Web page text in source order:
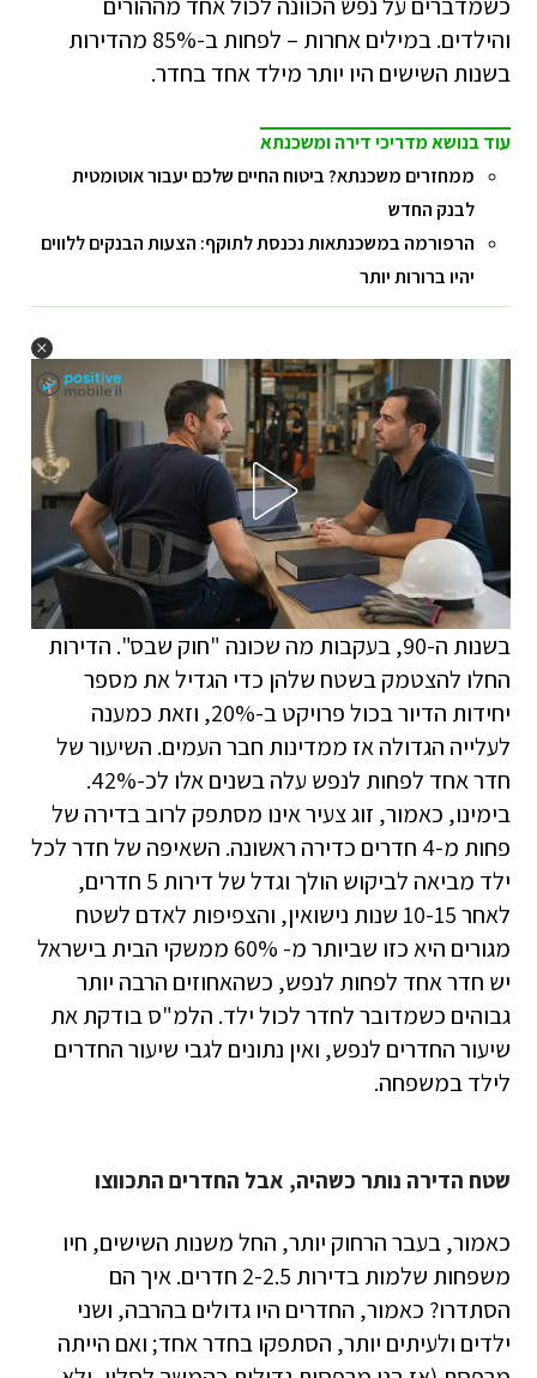
והילדים. במילים אחרות – לפחות ב-85% מהדירות
בשנות השישים היו יותר מילד אחד בחדר.
עוד בנושא מדריכי דירה ומשכנתא
ממחזרים משכנתא? ביטוח החיים שלכם יעבור אוטומטית
לבנק החדש
הרפורמה במשכנתאות נכנסת לתוקף: הצעות הבנקים ללווים
יהיו ברורות יותר
בשנות ה-90, בעקבות מה שכונה "חוק שבס". הדירות
החלו להצטמק בשטח שלהן כדי הגדיל את מספר
יחידות הדיור בכול פרויקט ב-20%, וזאת כמענה
לעלייה הגדולה אז ממדינות חבר העמים. השיעור של
חדר אחד לפחות לנפש עלה בשנים אלו לכ-42%.
בימינו, כאמור, זוג צעיר אינו מסתפק לרוב בדירה של
פחות מ-4 חדרים כדירה ראשונה. השאיפה של חדר לכל
ילד מביאה לביקוש הולך וגדל של דירות 5 חדרים,
לאחר 10-15 שנות נישואין, והצפיפות לאדם לשטח
מגורים היא כזו שביותר מ- 60% ממשקי הבית בישראל
יש חדר אחד לפחות לנפש, כשהאחוזים הרבה יותר
גבוהים כשמדובר לחדר לכול ילד. הלמ"ס בודקת את
שיעור החדרים לנפש, ואין נתונים לגבי שיעור החדרים
לילד במשפחה.
שטח הדירה נותר כשהיה, אבל החדרים התכווצו
כאמור, בעבר הרחוק יותר, החל משנות השישים, חיו
משפחות שלמות בדירות 2-2.5 חדרים. איך הם
הסתדרו? כאמור, החדרים היו גדולים בהרבה, ושני
ילדים ולעיתים יותר, הסתפקו בחדר אחד; ואם הייתה